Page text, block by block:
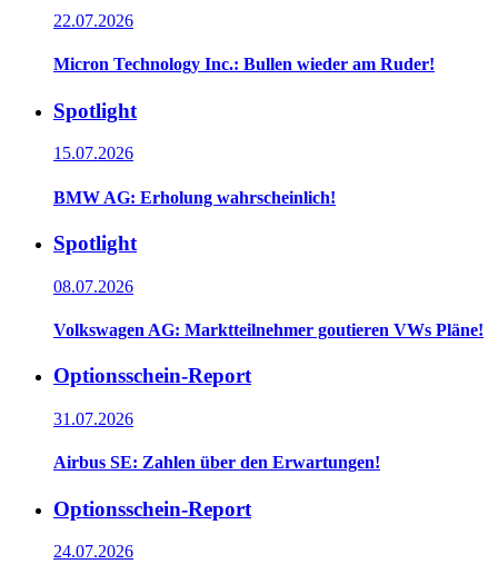
22.07.2026
Micron Technology Inc.: Bullen wieder am Ruder!
Spotlight
15.07.2026
BMW AG: Erholung wahrscheinlich!
Spotlight
08.07.2026
Volkswagen AG: Marktteilnehmer goutieren VWs Pläne!
Optionsschein-Report
31.07.2026
Airbus SE: Zahlen über den Erwartungen!
Optionsschein-Report
24.07.2026